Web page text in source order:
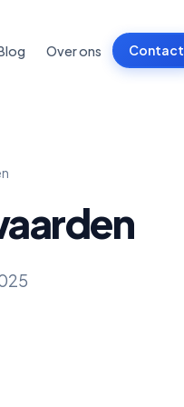
Over ons Contact